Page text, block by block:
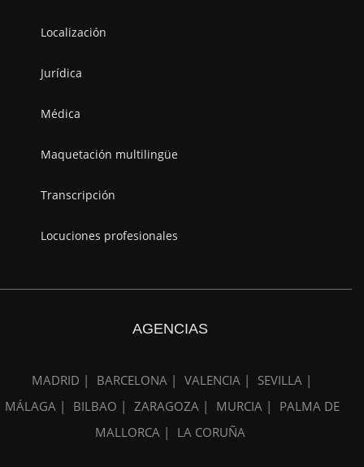
Localización
Jurídica
Médica
Maquetación multilingüe
Transcripción
Locuciones profesionales
AGENCIAS
MADRID | BARCELONA | VALENCIA |
SEVILLA |
MÁLAGA |
BILBAO | ZARAGOZA | MURCIA |
PALMA DE
MALLORCA |
LA CORUÑA